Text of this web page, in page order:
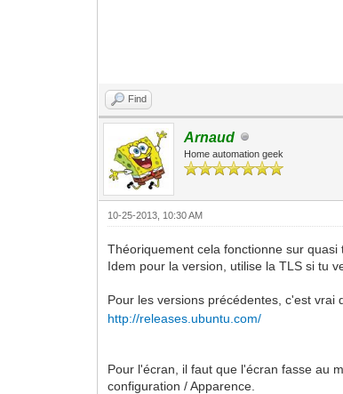
Find
Arnaud
Home automation geek
10-25-2013, 10:30 AM
Théoriquement cela fonctionne sur
Idem pour la version, utilise la TLS si tu
Pour les versions précédentes, c'est
http://releases.ubuntu.com/
Pour l'écran, il faut que l'écran fasse au
configuration / Apparence.